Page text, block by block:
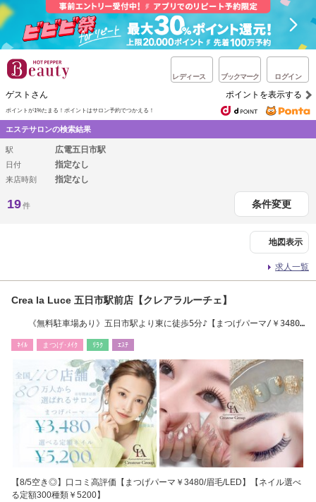
レディース ブックマーク ログイン
ゲストさん ポイントを表示する
ポイントが1%たまる！ ポイントはサロン予約でつかえる！
エステサロンの検索結果
駅 広電五日市駅
日付 指定なし
来店時刻 指定なし
19件 条件変更
地図表示
求人一覧
Crea la Luce 五日市駅前店【クレアラルーチェ】
《無料駐車場あり》五日市駅より東に徒歩5分♪【まつげパーマ/￥3480★
ﾈｲﾙ まつげ･ﾒｲｸ ﾘﾗｸ ｴｽﾃ
【8/5空き◎】口コミ高評価【まつげパーマ￥3480/眉毛/LED】【ネイル選べ
る定額300種類￥5200】